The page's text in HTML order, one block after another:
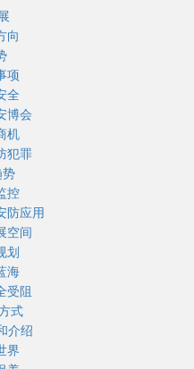
向
项
全
博会
机
犯罪
势
控
防应用
空间
划
海
受阻
式
介绍
界